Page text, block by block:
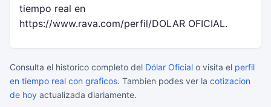
tiempo real en
https://www.rava.com/perfil/DOLAR OFICIAL.
Consulta el historico completo del Dólar Oficial o visita el perfil
en tiempo real con graficos. Tambien podes ver la cotizacion
de hoy actualizada diariamente.